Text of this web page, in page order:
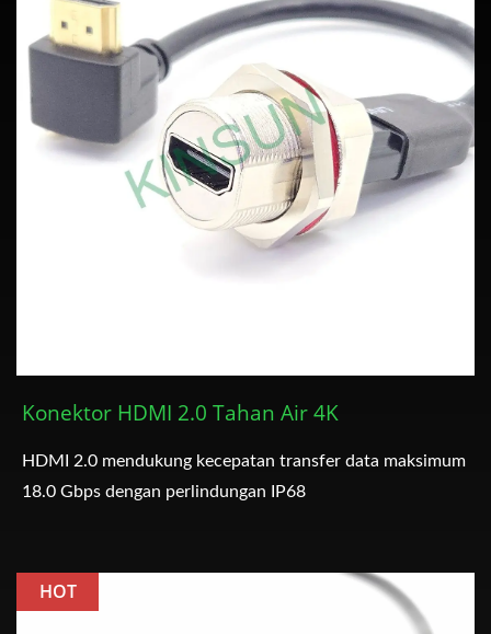
Konektor HDMI 2.0 Tahan Air 4K
HDMI 2.0 mendukung kecepatan transfer data maksimum
18.0 Gbps dengan perlindungan IP68
HOT